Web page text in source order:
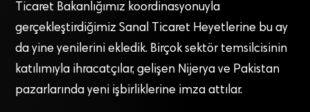
Ticaret Bakanlığımız koordinasyonuyla
gerçekleştirdiğimiz Sanal Ticaret Heyetlerine bu ay
da yine yenilerini ekledik. Birçok sektör temsilcisinin
katılımıyla ihracatçılar, gelişen Nijerya ve Pakistan
pazarlarında yeni işbirliklerine imza attılar.